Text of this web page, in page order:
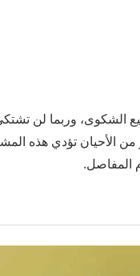
الشكوى، وربما لن
من الأحيان تؤدي هذه
المفاصل.